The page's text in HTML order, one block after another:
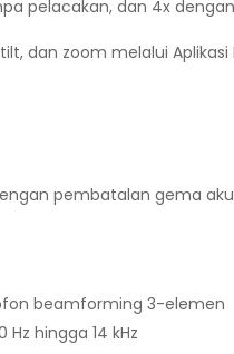
pelacakan, dan 4x
dan zoom melalui Aplikasi
pembatalan gema
beamforming 3-elemen
Hz hingga 14 kHz